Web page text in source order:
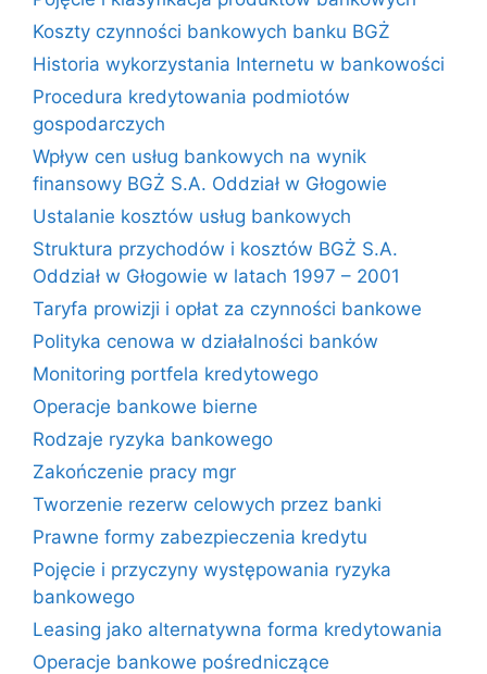
Koszty czynności bankowych banku BGŻ
Historia wykorzystania Internetu w bankowości
Procedura kredytowania podmiotów
gospodarczych
Wpływ cen usług bankowych na wynik
finansowy BGŻ S.A. Oddział w Głogowie
Ustalanie kosztów usług bankowych
Struktura przychodów i kosztów BGŻ S.A.
Oddział w Głogowie w latach 1997 – 2001
Taryfa prowizji i opłat za czynności bankowe
Polityka cenowa w działalności banków
Monitoring portfela kredytowego
Operacje bankowe bierne
Rodzaje ryzyka bankowego
Zakończenie pracy mgr
Tworzenie rezerw celowych przez banki
Prawne formy zabezpieczenia kredytu
Pojęcie i przyczyny występowania ryzyka
bankowego
Leasing jako alternatywna forma kredytowania
Operacje bankowe pośredniczące